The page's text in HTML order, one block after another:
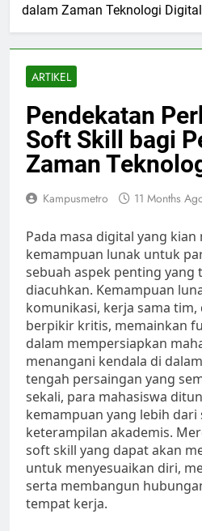
dalam Zaman Teknologi Digital
ARTIKEL
Pendekatan
Soft Skill bagi
Zaman
Kampusmetro 11 Months
Pada masa digital yang
kemampuan lunak untuk
sebuah aspek penting yang
diacuhkan. Kemampuan
komunikasi, kerja sama
berpikir kritis, memainkan
dalam mempersiapkan
menangani kendala di
tengah persaingan yang
sekali, para mahasiswa
kemampuan yang lebih dari
keterampilan akademis.
soft skill yang dapat akan
untuk menyesuaikan diri,
serta membangun
tempat kerja.